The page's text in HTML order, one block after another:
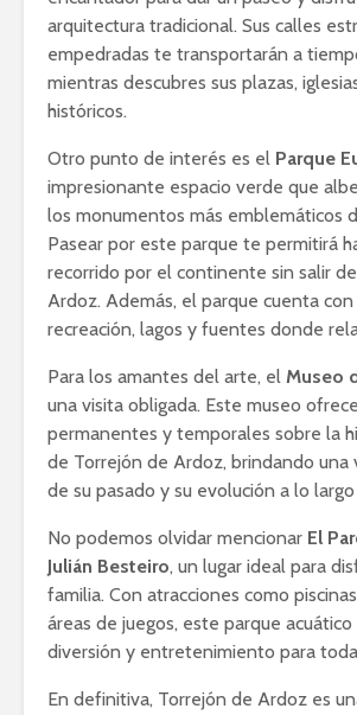
arquitectura tradicional. Sus calles
empedradas te transportarán a
mientras descubres sus plazas,
históricos.
Otro punto de interés es el Parque
impresionante espacio verde que
los monumentos más emblemáticos
Pasear por este parque te permitirá
recorrido por el continente sin salir
Ardoz. Además, el parque cuenta con
recreación, lagos y fuentes donde
Para los amantes del arte, el Museo
una visita obligada. Este museo
permanentes y temporales sobre la
de Torrejón de Ardoz, brindando una
de su pasado y su evolución a lo
No podemos olvidar mencionar El
Julián Besteiro, un lugar ideal para
familia. Con atracciones como
áreas de juegos, este parque
diversión y entretenimiento para
En definitiva, Torrejón de Ardoz es